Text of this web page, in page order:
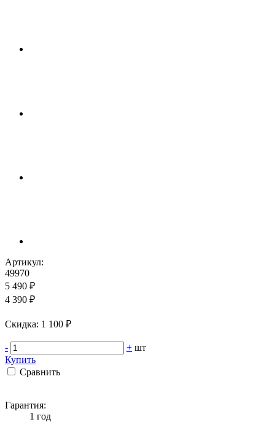
Артикул:
49970
5 490 ₽
4 390 ₽
Cкидка: 1 100 ₽
- + шт
Купить
Сравнить
Гарантия:
1 год